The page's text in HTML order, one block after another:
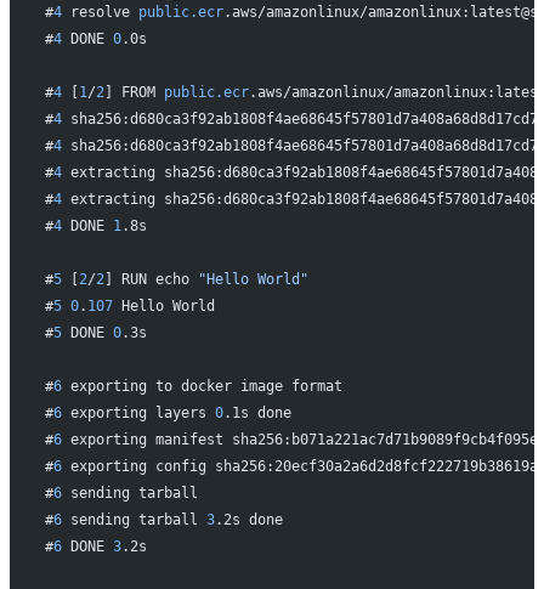
#4 resolve public.ecr.aws/amazonlinux/
#4 DONE 0.0s
#4 [1 /2 ] FROM public.ecr.aws/amazonlinux/
#4
#4
#4 extracting
#4 extracting
#4 DONE 1 .8s
#5 [2/2 ] RUN echo
"Hello World"
#5 0. 107 Hello World
#5 DONE 0.3s
#6 exporting to docker image format
#6 exporting layers 0.1s done
#6 exporting manifest
#6 exporting config
#6 sending tarball
#6 sending tarball 3.2s done
#6 DONE 3.2s